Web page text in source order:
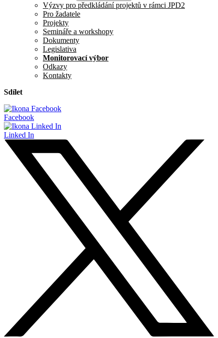
Výzvy pro předkládání projektů v rámci JPD2
Pro žadatele
Projekty
Semináře a workshopy
Dokumenty
Legislativa
Monitorovací výbor
Odkazy
Kontakty
Sdílet
Facebook
Linked In